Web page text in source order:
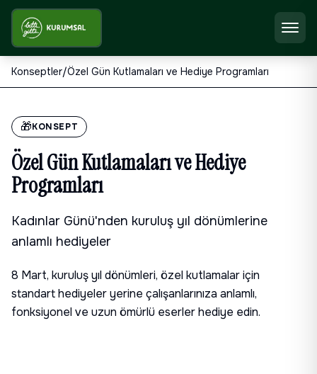
Konseptler/Özel Gün Kutlamaları ve Hediye Programları
🎁KONSEPT
Özel Gün Kutlamaları ve Hediye
Programları
Kadınlar Günü'nden kuruluş yıl dönümlerine
anlamlı hediyeler
8 Mart, kuruluş yıl dönümleri, özel kutlamalar için
standart hediyeler yerine çalışanlarınıza anlamlı,
fonksiyonel ve uzun ömürlü eserler hediye edin.